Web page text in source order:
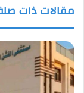
مقالات ذات